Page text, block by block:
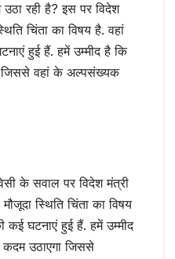
रही है? इस पर विदेश
चिंता का विषय है. वहां
हुई हैं. हमें उम्मीद है कि
जिससे वहां के अल्पसंख्यक
के सवाल पर विदेश मंत्री
स्थिति चिंता का विषय
घटनाएं हुई हैं. हमें उम्मीद
उठाएगा जिससे